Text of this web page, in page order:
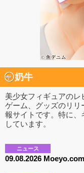
奶牛
美少女フィギュアのレ
ゲーム、グッズのリ
報サイトです。特に、
しています。
ニュース
09.08.2026